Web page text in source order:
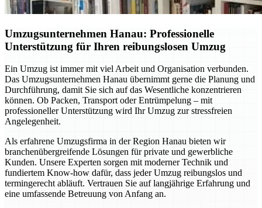
Umzugsunternehmen Hanau: Professionelle
Unterstützung für Ihren reibungslosen Umzug
Ein Umzug ist immer mit viel Arbeit und Organisation verbunden.
Das Umzugsunternehmen Hanau übernimmt gerne die Planung und
Durchführung, damit Sie sich auf das Wesentliche konzentrieren
können. Ob Packen, Transport oder Entrümpelung – mit
professioneller Unterstützung wird Ihr Umzug zur stressfreien
Angelegenheit.
Als erfahrene Umzugsfirma in der Region Hanau bieten wir
branchenübergreifende Lösungen für private und gewerbliche
Kunden. Unsere Experten sorgen mit moderner Technik und
fundiertem Know-how dafür, dass jeder Umzug reibungslos und
termingerecht abläuft. Vertrauen Sie auf langjährige Erfahrung und
eine umfassende Betreuung von Anfang an.